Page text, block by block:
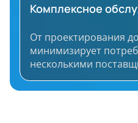
Комплексное
От проектирования
минимизирует
несколькими